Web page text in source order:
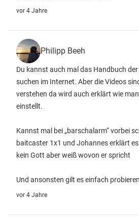
vor 4 Jahre
Philipp Beeh
Du kannst auch mal das Handbuch
suchen im Internet. Aber die Videos
verstehen da wird auch erklärt wie
einstellt.
Kannst mal bei „barschalarm“ vorbei
baitcaster 1x1 und Johannes erklärt
kein Gott aber weiß wovon er spricht
Und ansonsten gilt es einfach
vor 4 Jahre